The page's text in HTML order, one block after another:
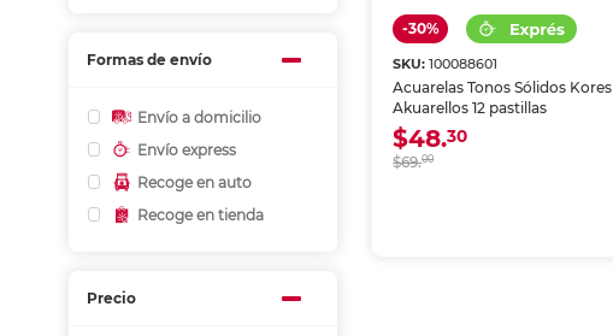
Formas de envío
Envío a domicilio
Envío express
Recoge en auto
Recoge en tienda
Precio
-30%
SKU:100088601
Acuarelas Tonos Sólidos Kores
Akuarellos 12 pastillas
$48.30
$69.00